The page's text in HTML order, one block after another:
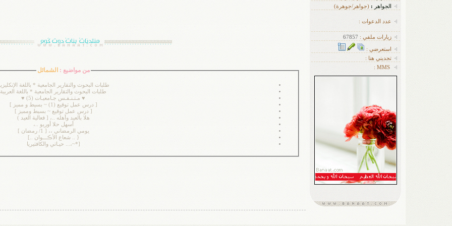
الجواهر :(جواهر/جوهرة)
عدد الدعوات :
زيارات ملفي : 67857
استعرضي :
تجديني هنا :
MMS :
من مواضيع : الشمائل
طلبات البحوث والتقارير الجامعية * باللغة
طلبات البحوث والتقارير الجامعية * باللغة العربية
♥ مـتـنـفـس جـامعيـات (5) ♥
[ درس عمل توقيع (1) ~ بسيط و مميز ]
[ درس عمل توقيع ~ بسيط ومميز ]
هلا بالعيد وأهله ..، [ فعالية العيد )
أسهل حلا أوريو ..،
يومي الرمضاني ،، [ 1/ رمضان ]
{ .. شعاع الأڪـــوان ..]
[*~،... حيـاتي والكافتيريا